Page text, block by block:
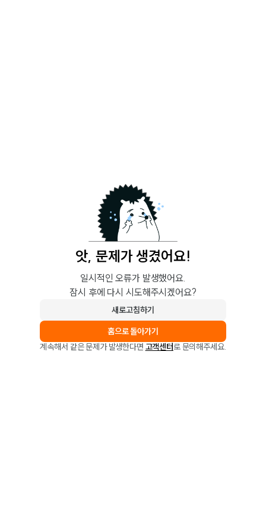
앗, 문제가 생겼어요!
일시적인 오류가 발생했어요.
잠시 후에 다시 시도해주시겠어요?
새로고침하기
홈으로 돌아가기
계속해서 같은 문제가 발생한다면 고객센터로 문의해주세요.